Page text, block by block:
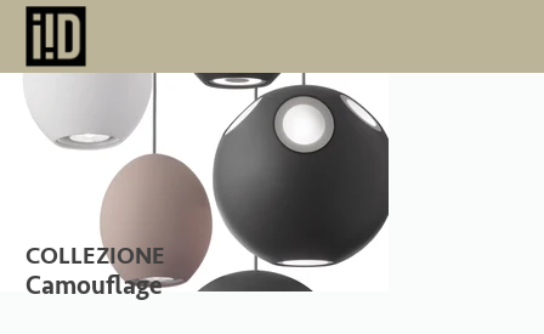
COLLEZIONE
Camouflage